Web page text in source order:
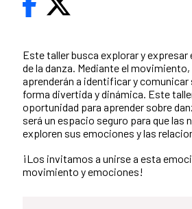
Este taller busca explorar y
de la danza. Mediante el
aprenderán a identificar y
forma divertida y dinámica. Este
oportunidad para aprender sobre
será un espacio seguro para que las
exploren sus emociones y las
¡Los invitamos a unirse a esta
movimiento y emociones!